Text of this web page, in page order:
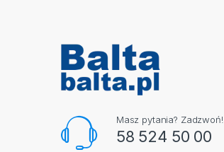
Masz pytania? Zadzwoń!
58 524 50 00